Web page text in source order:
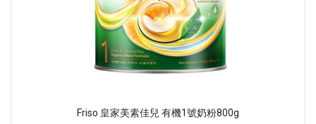
Friso 皇家美素佳兒 有機1號奶粉800g